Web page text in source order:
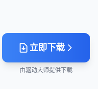
立即下载
由驱动大师提供下载